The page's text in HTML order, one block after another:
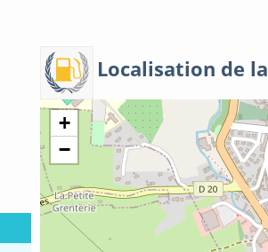
Localisation de
+
−